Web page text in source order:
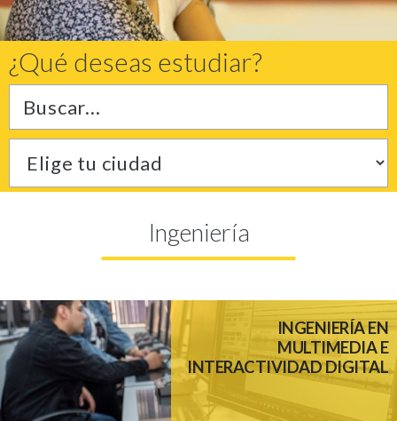
U.C.B. Workspace
SIIAN
Biblioteca U.C.B.
Himno U.C.B.
ONRES U.C.B.
¿Qué deseas estudiar?
Ingeniería
INGENIERÍA EN
MULTIMEDIA E
INTERACTIVIDAD DIGITAL